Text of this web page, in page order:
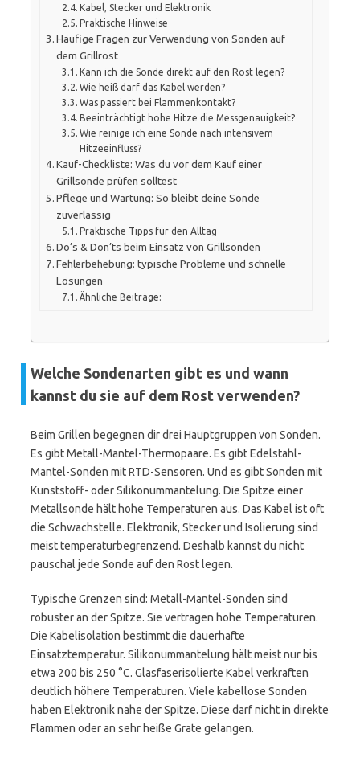
Kabel, Stecker und Elektronik
Praktische Hinweise
Häufige Fragen zur Verwendung von Sonden auf
dem Grillrost
Kann ich die Sonde direkt auf den Rost legen?
Wie heiß darf das Kabel werden?
Was passiert bei Flammenkontakt?
Beeinträchtigt hohe Hitze die Messgenauigkeit?
Wie reinige ich eine Sonde nach intensivem
Hitzeeinfluss?
Kauf-Checkliste: Was du vor dem Kauf einer
Grillsonde prüfen solltest
Pflege und Wartung: So bleibt deine Sonde
zuverlässig
Praktische Tipps für den Alltag
Do’s & Don’ts beim Einsatz von Grillsonden
Fehlerbehebung: typische Probleme und schnelle
Lösungen
Ähnliche Beiträge:
Welche Sondenarten gibt es und wann
kannst du sie auf dem Rost verwenden?
Beim Grillen begegnen dir drei Hauptgruppen von Sonden.
Es gibt Metall-Mantel-Thermopaare. Es gibt Edelstahl-
Mantel-Sonden mit RTD-Sensoren. Und es gibt Sonden mit
Kunststoff- oder Silikonummantelung. Die Spitze einer
Metallsonde hält hohe Temperaturen aus. Das Kabel ist oft
die Schwachstelle. Elektronik, Stecker und Isolierung sind
meist temperaturbegrenzend. Deshalb kannst du nicht
pauschal jede Sonde auf den Rost legen.
Typische Grenzen sind: Metall-Mantel-Sonden sind
robuster an der Spitze. Sie vertragen hohe Temperaturen.
Die Kabelisolation bestimmt die dauerhafte
Einsatztemperatur. Silikonummantelung hält meist nur bis
etwa 200 bis 250 °C. Glasfaserisolierte Kabel verkraften
deutlich höhere Temperaturen. Viele kabellose Sonden
haben Elektronik nahe der Spitze. Diese darf nicht in direkte
Flammen oder an sehr heiße Grate gelangen.